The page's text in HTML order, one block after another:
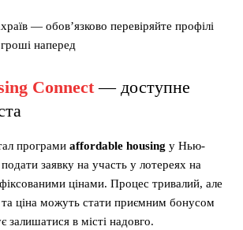
— обов’язково перевіряйте профілі
наперед
Connect — доступне
програми affordable housing у Нью-
заявку на участь у лотереях на
цінами. Процес тривалий, але
ціна можуть стати приємним бонусом
залишатися в місті надовго.